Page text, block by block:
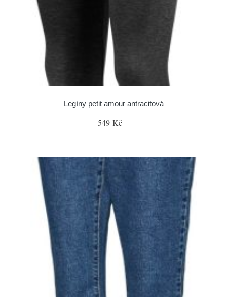
Legíny petit amour antracitová
549 Kč